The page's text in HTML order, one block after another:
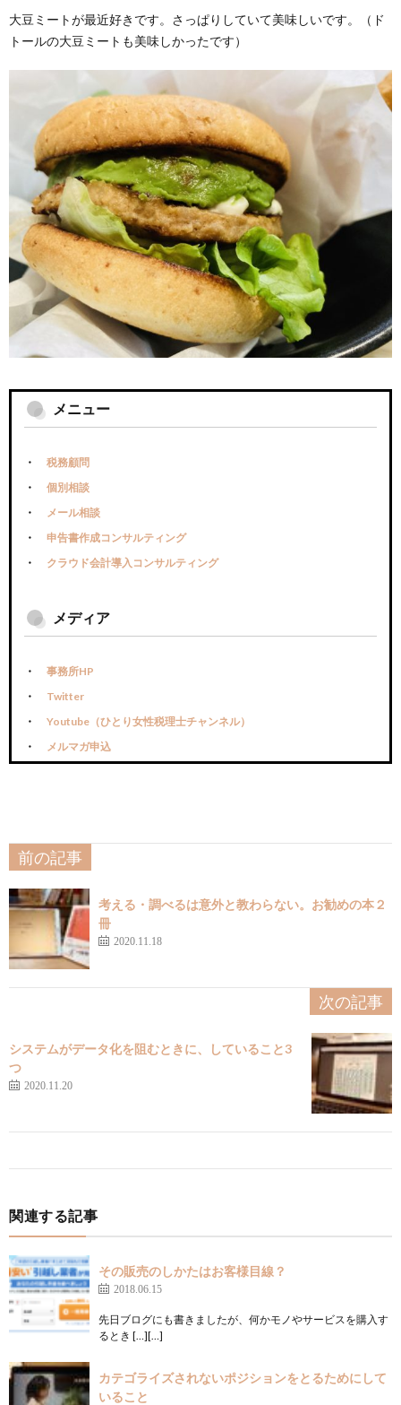
大豆ミートが最近好きです。さっぱりしていて美味しいです。（ド
トールの大豆ミートも美味しかったです）
メニュー
税務顧問
個別相談
メール相談
申告書作成コンサルティング
クラウド会計導入コンサルティング
メディア
事務所HP
Twitter
Youtube（ひとり女性税理士チャンネル）
メルマガ申込
前の記事
考える・調べるは意外と教わらない。お勧めの本２
冊
2020.11.18
次の記事
システムがデータ化を阻むときに、していること3
つ
2020.11.20
関連する記事
その販売のしかたはお客様目線？
2018.06.15
先日ブログにも書きましたが、何かモノやサービスを購入す
るとき […][…]
カテゴライズされないポジションをとるためにして
いること